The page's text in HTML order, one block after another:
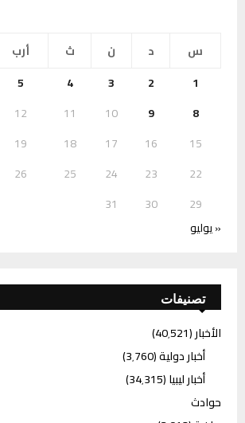
س
د ن ث أرب
1
2
3
4
5
8
9
10
11
12
15
16
17
18
19
22
23
24
25
26
29
30
31
« يوليو
تصنيفات
الأخبار(40٬521)
أخبار دولية(3٬760)
أخبار ليبيا(34٬315)
حوادث